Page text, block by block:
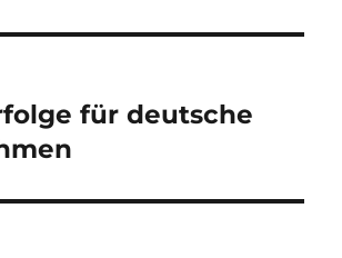
für deutsche